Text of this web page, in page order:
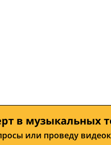
в музыкальных
или проведу